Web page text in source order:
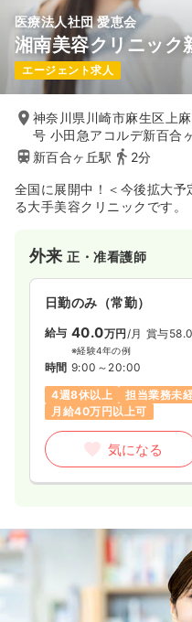
医療法人社団 愛恵会
湘南美容クリニック
エージェント求人
神奈川県川崎市麻生区上
号 小田急アコルデ新百合
新百合ヶ丘駅
2分
全国に展開中！＜今後拡大
る大手美容クリニックです。
外来正・准看護師
日勤のみ（常勤）
給与 40.0万円/月 賞与
※経験4年の例
時間 9:00～20:00
4週8休以上
担当業務未
月給40万円以上可
気になる